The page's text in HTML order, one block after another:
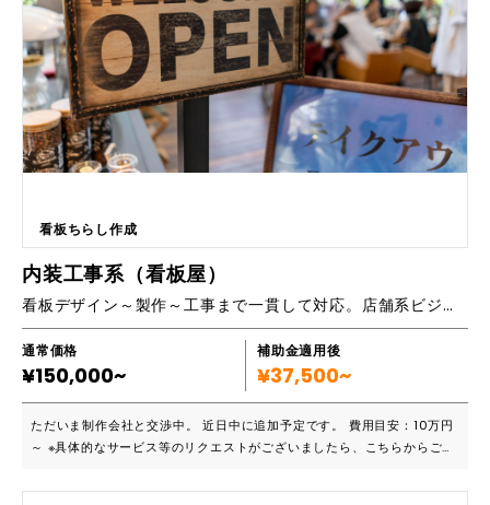
リニューアルしたが、その後の運用面含めて放置してしまっている方 ・
効率化のために開発したいWebシステムはあるが、コスト面で諦めてし
まった方 当社は導入後、成果が感じられるまで二人三脚で貴社Web戦略
が成功するまで、運用専門チームがとことんサポートいたします。Web
サイト・ホームページのことだけでなく、SEO/MEO、SNS運用、広告運
用など貴社の強力なWeb担当者の一人として是非ご活用ください！ ■導
入実績など https://www.w-stage.jp/products/ https://www.me
dicalwebstage.jp/results/ ■主要機能一覧 ・Web制作 ・ECサイト
システム設計・開発 ■価格等について Web制作における平均的なコスト
を記載しています。 制作するボリュームや目的とされる成果によってご
提案費用は異なります。
看板ちらし作成
内装工事系（看板屋）
看板デザイン～製作～工事まで一貫して対応。店舗系ビジネスの集客数アップをお手伝いします
通常価格
¥150,000~
補助金適用後
¥37,500~
ただいま制作会社と交渉中。 近日中に追加予定です。 費用目安：10万円
～ ※具体的なサービス等のリクエストがございましたら、こちらからご連
ます。 https://wtup.jp/jsaas_store_request